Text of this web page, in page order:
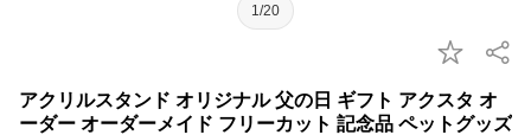
1/20
アクリルスタンド オリジナル 父の日 ギフト アクスタ オ
ーダー オーダーメイド フリーカット 記念品 ペットグッズ